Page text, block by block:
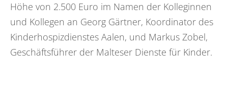
Höhe von 2.500 Euro im Namen der Kolleginnen
und Kollegen an Georg Gärtner, Koordinator des
Kinderhospizdienstes Aalen, und Markus Zobel,
Geschäftsführer der Malteser Dienste für Kinder.